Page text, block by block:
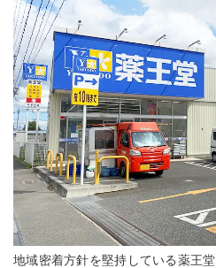
地域密着方針を堅持している薬王